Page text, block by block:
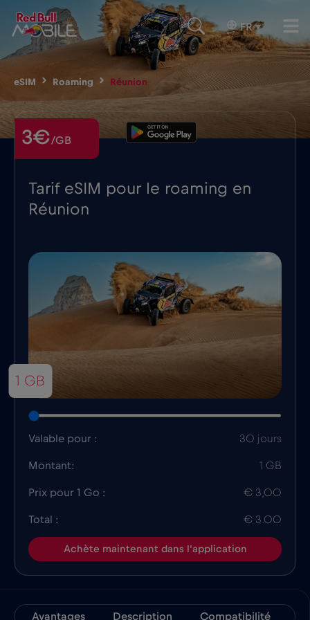
FR ▾
eSIM Roaming Réunion
Tarif eSIM pour le roaming en
Réunion
3€/GB
1 GB
Valable pour : 30 jours
Montant: 1 GB
Prix pour 1 Go : € 3,00
Total : € 3.00
Achète maintenant dans l'application
Avantages Description Compatibilité